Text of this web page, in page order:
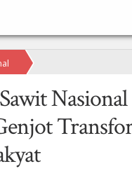
Nasional